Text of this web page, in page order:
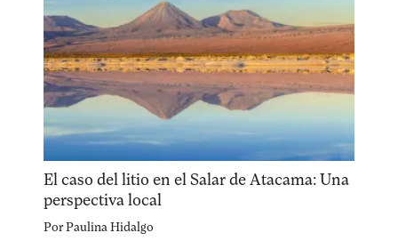
El caso del litio en el Salar de Atacama: Una
perspectiva local
PorPaulina Hidalgo